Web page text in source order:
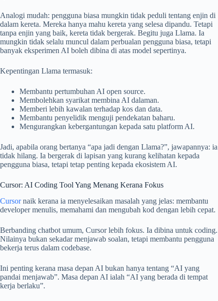
Analogi mudah: pengguna biasa mungkin tidak peduli tentang enjin di
dalam kereta. Mereka hanya mahu kereta yang selesa dipandu. Tetapi
tanpa enjin yang baik, kereta tidak bergerak. Begitu juga Llama. Ia
mungkin tidak selalu muncul dalam perbualan pengguna biasa, tetapi
banyak eksperimen AI boleh dibina di atas model sepertinya.
Kepentingan Llama termasuk:
Membantu pertumbuhan AI open source.
Membolehkan syarikat membina AI dalaman.
Memberi lebih kawalan terhadap kos dan data.
Membantu penyelidik menguji pendekatan baharu.
Mengurangkan kebergantungan kepada satu platform AI.
Jadi, apabila orang bertanya “apa jadi dengan Llama?”, jawapannya: ia
tidak hilang. Ia bergerak di lapisan yang kurang kelihatan kepada
pengguna biasa, tetapi tetap penting kepada ekosistem AI.
Cursor: AI Coding Tool Yang Menang Kerana Fokus
Cursornaik kerana ia menyelesaikan masalah yang jelas: membantu
developer menulis, memahami dan mengubah kod dengan lebih cepat.
Berbanding chatbot umum, Cursor lebih fokus. Ia dibina untuk coding.
Nilainya bukan sekadar menjawab soalan, tetapi membantu pengguna
bekerja terus dalam codebase.
Ini penting kerana masa depan AI bukan hanya tentang “AI yang
pandai menjawab”. Masa depan AI ialah “AI yang berada di tempat
kerja berlaku”.